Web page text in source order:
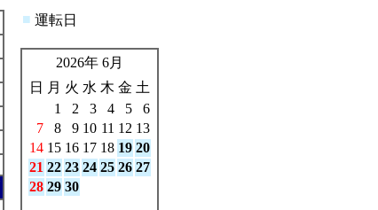
■ 運転日
2026年 6月
日
月 火 水 木 金 土
1
2 3 4 5
6
7
8 9 10 11 12 13
14 15 16 17 18 19 20
21 22 23 24 25 26 27
28 29 30